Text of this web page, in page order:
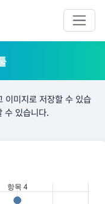
이미지로 저장할 수 있습
수 있습니다.